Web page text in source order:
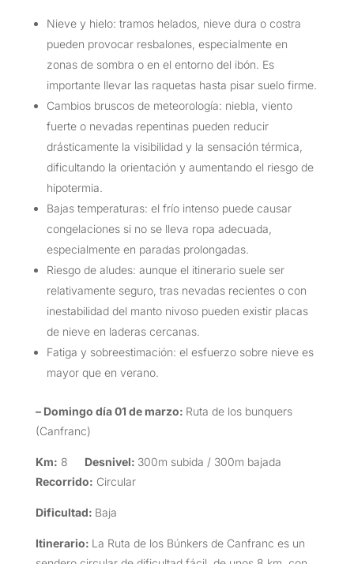
Nieve y hielo: tramos helados, nieve dura o costra
pueden provocar resbalones, especialmente en
zonas de sombra o en el entorno del ibón. Es
importante llevar las raquetas hasta pisar suelo firme.
Cambios bruscos de meteorología: niebla, viento
fuerte o nevadas repentinas pueden reducir
drásticamente la visibilidad y la sensación térmica,
dificultando la orientación y aumentando el riesgo de
hipotermia.
Bajas temperaturas: el frío intenso puede causar
congelaciones si no se lleva ropa adecuada,
especialmente en paradas prolongadas.
Riesgo de aludes: aunque el itinerario suele ser
relativamente seguro, tras nevadas recientes o con
inestabilidad del manto nivoso pueden existir placas
de nieve en laderas cercanas.
Fatiga y sobreestimación: el esfuerzo sobre nieve es
mayor que en verano.
– Domingo día 01 de marzo: Ruta de los bunquers
(Canfranc)
Km: 8 Desnivel: 300m subida / 300m bajada
Recorrido: Circular
Dificultad: Baja
Itinerario: La Ruta de los Búnkers de Canfranc es un